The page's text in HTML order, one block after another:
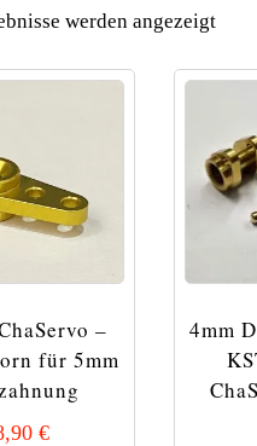
werden angezeigt
–
für 5mm
€
4mm